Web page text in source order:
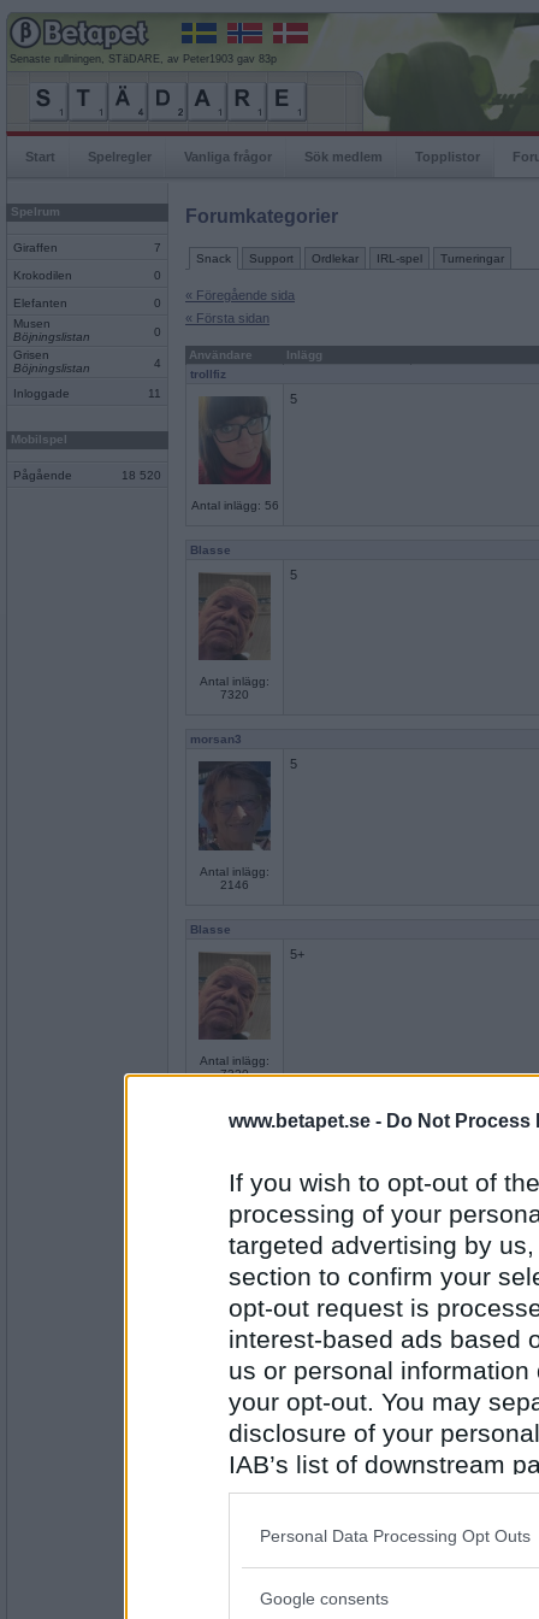
www.betapet.se - Do Not Process
If you wish to opt-out of
processing of your
targeted advertising by
section to confirm your
opt-out request is
interest-based ads based
us or personal
your opt-out. You may
disclosure of your
IAB’s list of downstream
also be disclosed by us
Downstream Participants
Please note that this
Personal Data Processing Opt Outs
Google consents
Senaste rullningen, STäDARE, av Peter1903 gav 83p
Start Spelregler Vanliga frågor Sök medlem Topplistor
Spelrum
Giraffen 7
Krokodilen 0
Elefanten
0
Musen
Böjningslistan
0
Grisen
Böjningslistan
4
Inloggade 11
Mobilspel
Pågående 18 520
Forumkategorier
Snack Support Ordlekar IRL-spel Turneringar
« Föregående sida
« Första sidan
Användare
Inlägg
trollfiz
Antal inlägg: 56
5
Blasse
Antal inlägg:
7320
5
morsan3
Antal inlägg:
2146
5
Blasse
Antal inlägg:
7320
5+
morsan3
Antal inlägg:
johnbonham
Antal inlägg: 331
4